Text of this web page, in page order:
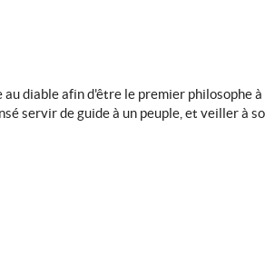
diable afin d'être le premier philosophe
servir de guide à un peuple, et veiller à